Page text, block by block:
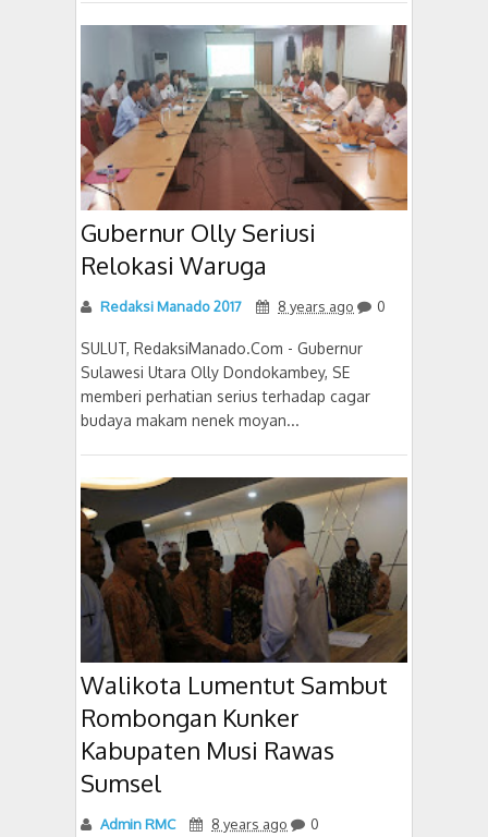
Gubernur Olly Seriusi
Relokasi Waruga
Redaksi Manado 2017 8 years ago 0
SULUT, RedaksiManado.Com - Gubernur
Sulawesi Utara Olly Dondokambey, SE
memberi perhatian serius terhadap cagar
budaya makam nenek moyan...
Walikota Lumentut Sambut
Rombongan Kunker
Kabupaten Musi Rawas
Sumsel
Admin RMC 8 years ago 0